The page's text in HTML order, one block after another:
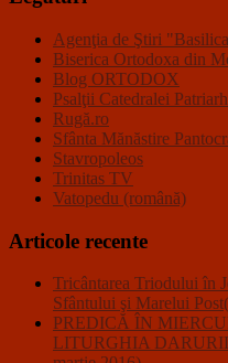
Agenţia de Ştiri
Biserica Ortodoxa din
Blog ORTODOX
Psalţii Catedralei
Rugă.ro
Sfânta Mănăstire
Stavropoleos
Trinitas TV
Vatopedu (română)
Articole recente
Tricântarea Triodului în
Sfântului şi Marelui
PREDICĂ ÎN
LITURGHIA